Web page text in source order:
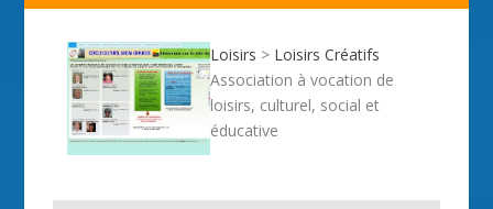
Loisirs > Loisirs Créatifs
Association à vocation de
loisirs, culturel, social et
éducative